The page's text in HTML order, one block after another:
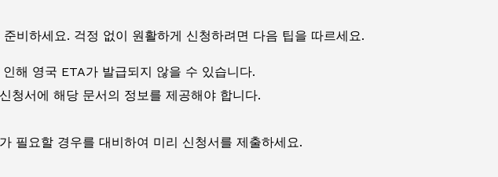
비하세요. 걱정 없이 원활하게 신청하려면 다음 팁을 따르세요.
해 영국 ETA가 발급되지 않을 수 있습니다.
청서에 해당 문서의 정보를 제공해야 합니다.
필요할 경우를 대비하여 미리 신청서를 제출하세요.